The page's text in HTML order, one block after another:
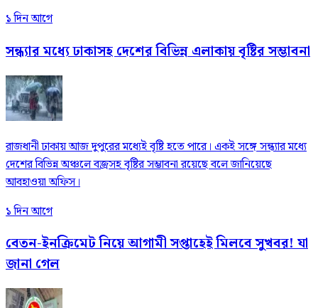
১ দিন আগে
সন্ধ্যার মধ্যে ঢাকাসহ দেশের বিভিন্ন এলাকায় বৃষ্টির সম্ভাবনা
রাজধানী ঢাকায় আজ দুপুরের মধ্যেই বৃষ্টি হতে পারে। একই সঙ্গে সন্ধ্যার মধ্যে
দেশের বিভিন্ন অঞ্চলে বজ্রসহ বৃষ্টির সম্ভাবনা রয়েছে বলে জানিয়েছে
আবহাওয়া অফিস।
১ দিন আগে
বেতন-ইনক্রিমেট নিয়ে আগামী সপ্তাহেই মিলবে সুখবর! যা
জানা গেল